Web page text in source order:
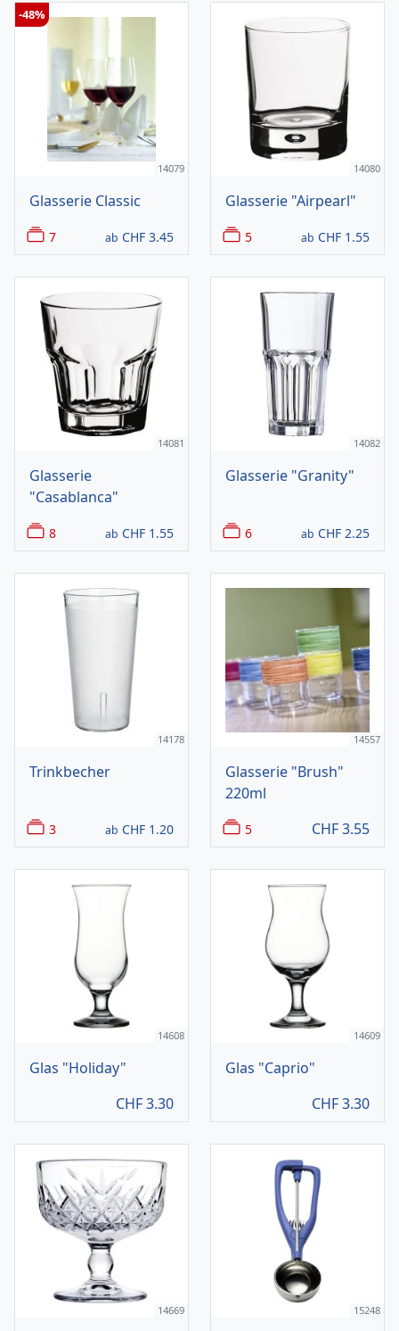
14079
Glasserie Classic
7 ab CHF 3.45
-48%
14080
Glasserie "Airpearl"
5 ab CHF 1.55
14081
Glasserie
"Casablanca"
8 ab CHF 1.55
14082
Glasserie "Granity"
6 ab CHF 2.25
14178
Trinkbecher
3 ab CHF 1.20
14557
Glasserie "Brush"
220ml
5 CHF3.55
14608
Glas "Holiday"
CHF3.30
14609
Glas "Caprio"
CHF3.30
14669 15248